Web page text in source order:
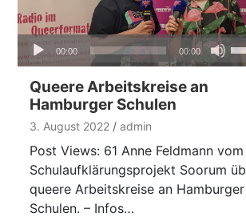
Audio-
Player
00:00 00:00
zu
Queere Arbeitskreise an
Hamburger Schulen
3. August 2022 admin
Post Views: 61 Anne Feldmann vom
Schulaufklärungsprojekt Soorum
queere Arbeitskreise an Hamburger
Schulen. – Infos…